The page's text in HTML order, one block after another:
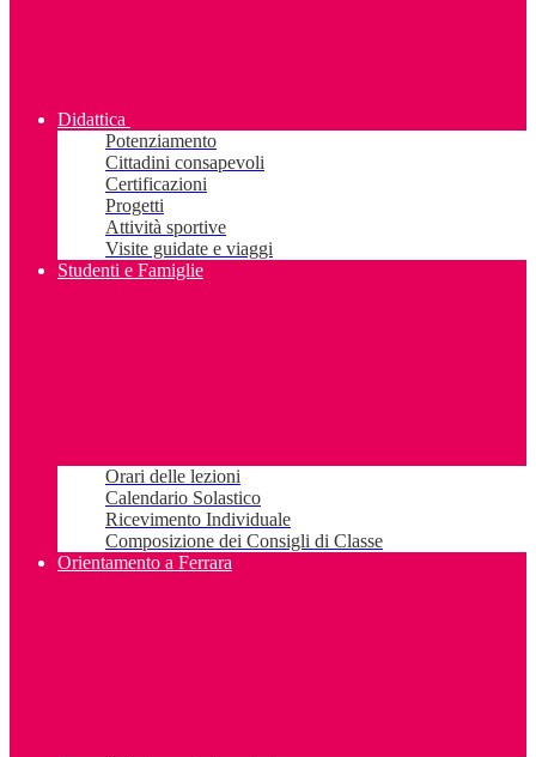
Didattica
Potenziamento
Cittadini consapevoli
Certificazioni
Progetti
Attività sportive
Visite guidate e viaggi
Studenti e Famiglie
Orari delle lezioni
Calendario Solastico
Ricevimento Individuale
Composizione dei Consigli di Classe
Orientamento a Ferrara